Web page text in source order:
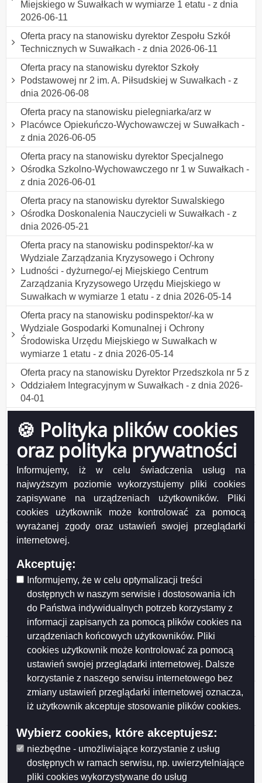
🍪 Polityka plików cookies
oraz polityka prywatności
Informujemy, iż w celu świadczenia usług na
najwyższym poziomie wykorzystujemy pliki cookies
zapisywane na urządzeniach użytkowników. Pliki
cookies użytkownik może kontrolować za pomocą
wyrażanej zgody oraz ustawień swojej przeglądarki
internetowej.
Akceptuję:
Informujemy, że w celu optymalizacji treści
dostępnych w naszym serwisie i dostosowania ich
do Państwa indywidualnych potrzeb korzystamy z
informacji zapisanych za pomocą plików cookies na
urządzeniach końcowych użytkowników. Pliki
cookies użytkownik może kontrolować za pomocą
ustawień swojej przeglądarki internetowej. Dalsze
korzystanie z naszego serwisu internetowego bez
zmiany ustawień przeglądarki internetowej oznacza,
iż użytkownik akceptuje stosowanie plików cookies.
Wybierz cookies, które akceptujesz:
niezbędne - umożliwiające korzystanie z usług
dostępnych w ramach serwisu, np. uwierzytelniające
pliki cookies wykorzystywane do usług
Miejskiego w Suwałkach w wymiarze 1 etatu - z dnia
2026-06-11
Oferta pracy na stanowisku dyrektor Zespołu Szkół
Technicznych w Suwałkach - z dnia 2026-06-11
Oferta pracy na stanowisku dyrektor Szkoły
Podstawowej nr 2 im. A. Piłsudskiej w Suwałkach - z
dnia 2026-06-08
Oferta pracy na stanowisku pielegniarka/arz w
Placówce Opiekuńczo-Wychowawczej w Suwałkach -
z dnia 2026-06-05
Oferta pracy na stanowisku dyrektor Specjalnego
Ośrodka Szkolno-Wychowawczego nr 1 w Suwałkach -
z dnia 2026-06-01
Oferta pracy na stanowisku dyrektor Suwalskiego
Ośrodka Doskonalenia Nauczycieli w Suwałkach - z
dnia 2026-05-21
Oferta pracy na stanowisku podinspektor/-ka w
Wydziale Zarządzania Kryzysowego i Ochrony
Ludności - dyżurnego/-ej Miejskiego Centrum
Zarządzania Kryzysowego Urzędu Miejskiego w
Suwałkach w wymiarze 1 etatu - z dnia 2026-05-14
Oferta pracy na stanowisku podinspektor/-ka w
Wydziale Gospodarki Komunalnej i Ochrony
Środowiska Urzędu Miejskiego w Suwałkach w
wymiarze 1 etatu - z dnia 2026-05-14
Oferta pracy na stanowisku Dyrektor Przedszkola nr 5 z
Oddziałem Integracyjnym w Suwałkach - z dnia 2026-
04-01
bezpośredniej interesantów w Wydziale Komunikacji
Urzędu Miejskiego w Suwałkach w wymiarze 1 etatu -
z dnia 2026-03-24
Oferta pracy na stanowisku główny specjalista/-ka
nadzoru robót sanitarnych w Wydziale Inwestycji
Urzędu Miejskiego w Suwałkach w wymiarze 1 etatu -
z dnia 2026-03-19
Oferta pracy na stanowisku naczelnik/czka w Wydziale
Gospodarki Komunalnej i Ochrony Środowiska w
Urzędzie Miejskim w Suwałkach w wymiarze 1 etatu - z
dnia 2026-02-17
Oferta pracy na stanowisku młodszy
wychowawca/czyni w Placówce Opiekuńczo-
Wychowawczej w Suwałkach w wymiarze 1 etatu - z
dnia 2026-02-12
Oferta pracy na stanowisku samodzielny referent/-ka w
Placówce Opiekuńczo-Wychowawczej w Suwałkach w
wymiarze 1 etatu (zastępstwo) - z dnia 2026-02-02
Oferta pracy na stanowisku podinspektor/-ka w
Urzędzie Stanu Cywilnego Urzędu Miejskiego w
Oferta pracy na stanowisku główny specjalista/-ka
nadzoru robót konstrukcyjnych w Wydziale Inwestycji
Urzędu Miejskiego w Suwałkach w wymiarze 1 etatu -
z dnia 2026-01-23